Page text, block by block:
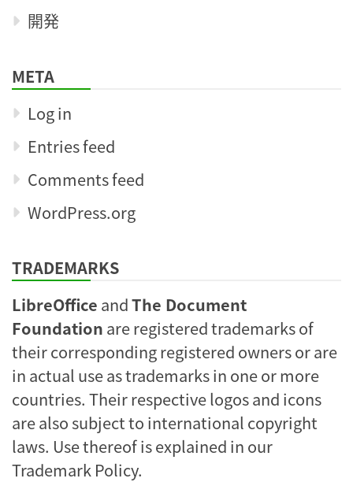
開発
META
Log in
Entries feed
Comments feed
WordPress.org
TRADEMARKS
LibreOffice andThe Document
Foundation are registered trademarks of
their corresponding registered owners or are
in actual use as trademarks in one or more
countries. Their respective logos and icons
are also subject to international copyright
laws. Use thereof is explained in our
Trademark Policy.